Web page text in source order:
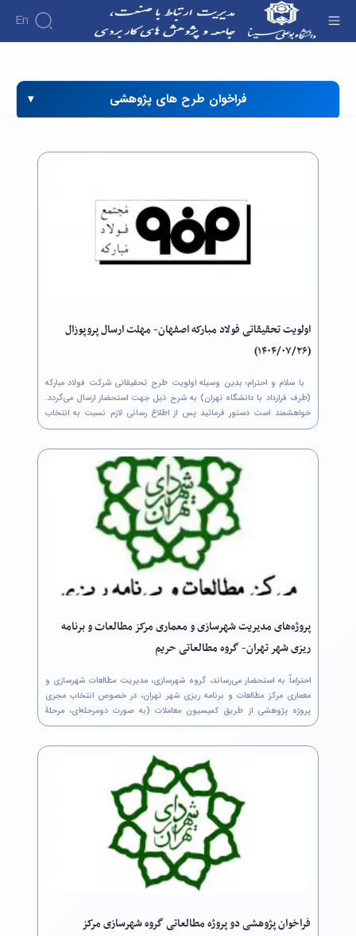
En
فراخوان طرح های پژوهشی
اولویت تحقیقاتی فولاد مبارکه اصفهان- مهلت ارسال پروپوزال
(۱۴۰۴/۰۷/۲۶)
با سلام و احترام؛ بدین وسیله اولویت طرح تحقیقاتی شرکت فولاد مبارکه
(طرف قرارداد با دانشگاه تهران) به شرح ذیل جهت استحضار ارسال می‌گردد.
خواهشمند است دستور فرمائید پس از اطلاع رسانی لازم نسبت به انتخاب
عنوان و ثبت نام در سامانه جامع مدیریت اطلاعات پژوهشی شرکت فولاد
پروژه‌های مدیریت شهرسازی و معماری مرکز مطالعات و برنامه
ریزی شهر تهران- گروه مطالعاتی حریم
احتراماً به استحضار می‌رساند، گروه شهرسازی، مدیریت مطالعات شهرسازی و
معماری مرکز مطالعات و برنامه ریزی شهر تهران، در خصوص انتخاب مجری
پروژه پژوهشی از طریق کمیسیون معاملات (به صورت دومرحله‌ای، مرحلۀ
نخست: ارسال بخش فنی پیشنهاد پژوهشی توسط مجریان متقاضی و مرحلۀ
فراخوان پژوهشی دو پروژه‌ مطالعاتی گروه شهرسازی مرکز